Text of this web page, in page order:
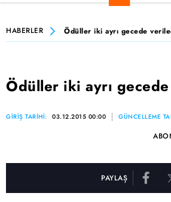
HABERLER Ödüller iki ayrı gecede
Ödüller iki ayrı
GİRİŞ TARİHİ: 03.12.2015 00:00 GÜNCELLEME
PAYLAŞ